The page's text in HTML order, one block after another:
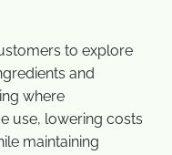
to explore
and
where
use, lowering costs
maintaining